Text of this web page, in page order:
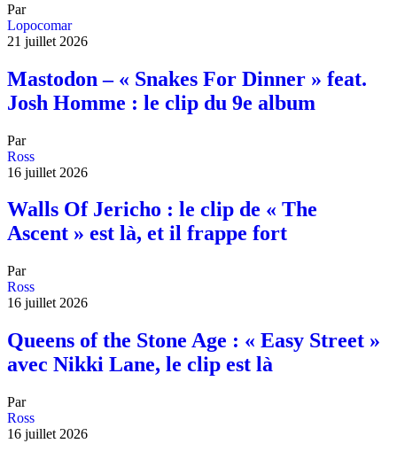
Par
Lopocomar
21 juillet 2026
Mastodon – « Snakes For Dinner » feat.
Josh Homme : le clip du 9e album
Par
Ross
16 juillet 2026
Walls Of Jericho : le clip de « The
Ascent » est là, et il frappe fort
Par
Ross
16 juillet 2026
Queens of the Stone Age : « Easy Street »
avec Nikki Lane, le clip est là
Par
Ross
16 juillet 2026